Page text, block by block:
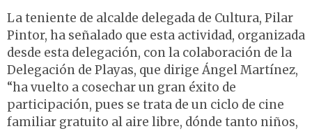
La teniente de alcalde delegada de Cultura, Pilar
Pintor, ha señalado que esta actividad, organizada
desde esta delegación, con la colaboración de la
Delegación de Playas, que dirige Ángel Martínez,
“ha vuelto a cosechar un gran éxito de
participación, pues se trata de un ciclo de cine
familiar gratuito al aire libre, dónde tanto niños,